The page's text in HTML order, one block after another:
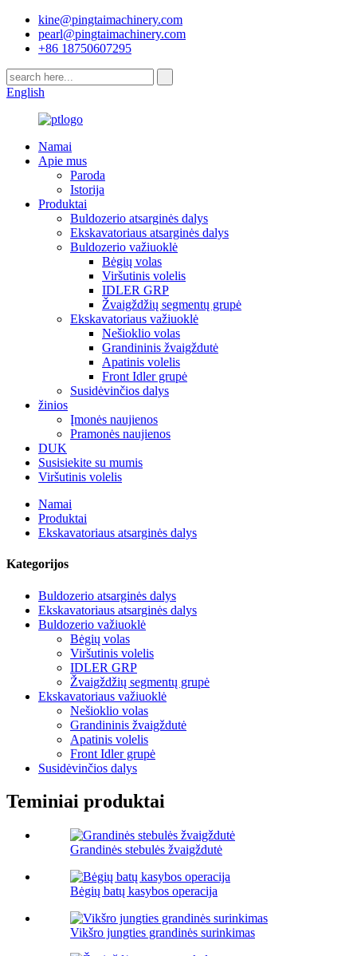
kine@pingtaimachinery.com
pearl@pingtaimachinery.com
+86 18750607295
English
Namai
Apie mus
Paroda
Istorija
Produktai
Buldozerio atsarginės dalys
Ekskavatoriaus atsarginės dalys
Buldozerio važiuoklė
Bėgių volas
Viršutinis volelis
IDLER GRP
Žvaigždžių segmentų grupė
Ekskavatoriaus važiuoklė
Nešioklio volas
Grandininis žvaigždutė
Apatinis volelis
Front Idler grupė
Susidėvinčios dalys
žinios
Įmonės naujienos
Pramonės naujienos
DUK
Susisiekite su mumis
Viršutinis volelis
Namai
Produktai
Ekskavatoriaus atsarginės dalys
Kategorijos
Buldozerio atsarginės dalys
Ekskavatoriaus atsarginės dalys
Buldozerio važiuoklė
Bėgių volas
Viršutinis volelis
IDLER GRP
Žvaigždžių segmentų grupė
Ekskavatoriaus važiuoklė
Nešioklio volas
Grandininis žvaigždutė
Apatinis volelis
Front Idler grupė
Susidėvinčios dalys
Teminiai produktai
Grandinės stebulės žvaigždutė
Bėgių batų kasybos operacija
Vikšro jungties grandinės surinkimas